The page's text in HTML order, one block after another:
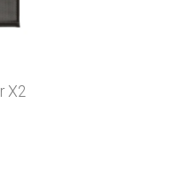
X2